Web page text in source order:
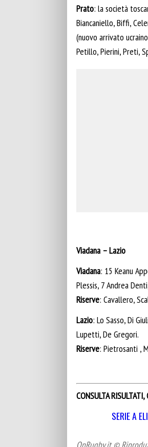
Prato: la società
Biancaniello, Biffi,
(nuovo arrivato
Petillo, Pierini, Preti,
Viadana – Lazio
Viadana: 15 Keanu
Plessis, 7 Andrea
Riserve: Cavallero,
Lazio: Lo Sasso, Di
Lupetti, De Gregori.
Riserve: Pietrosanti ,
CONSULTA
SERIE A